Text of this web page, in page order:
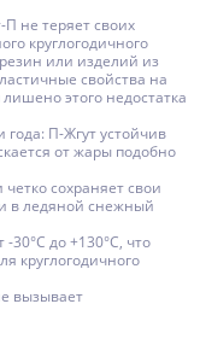
не теряет своих
круглогодичного
или изделий из
свойства на
этого недостатка
П-Жгут устойчив
от жары подобно
сохраняет свои
в ледяной снежный
до +130°C, что
круглогодичного
вызывает